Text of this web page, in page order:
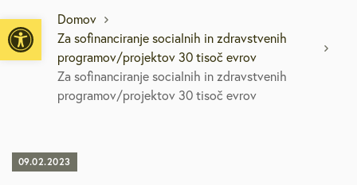
Open toolbar
Domov
Za sofinanciranje socialnih in zdravstvenih
programov/projektov 30 tisoč evrov
Za sofinanciranje socialnih in zdravstvenih
programov/projektov 30 tisoč evrov
09.02.2023